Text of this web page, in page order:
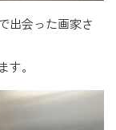
出会った画家さ
。